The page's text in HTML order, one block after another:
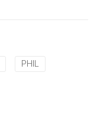
PHIL